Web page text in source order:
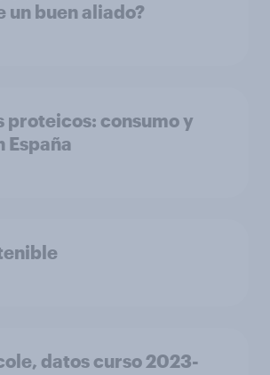
un buen aliado?
proteicos: consumo y
España
datos curso 2023-